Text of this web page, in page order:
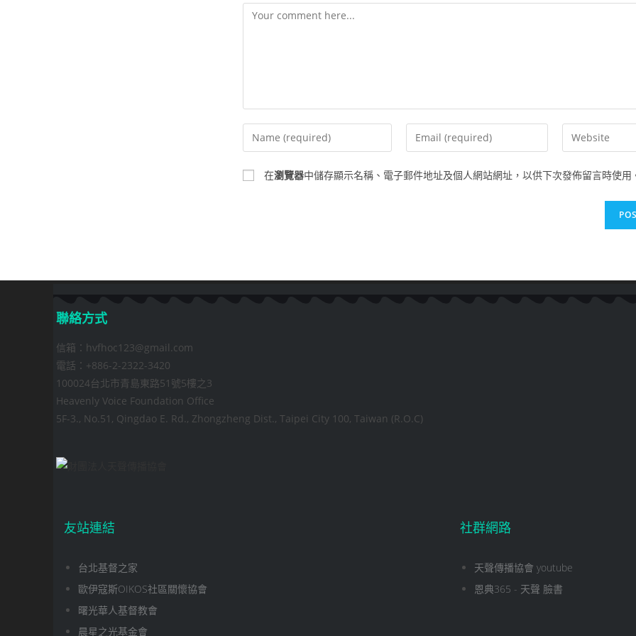
在瀏覽器中儲存顯示名稱、電子郵件地址及個人網站網址，以供下次發佈留言時使用
聯絡方式
信箱：hvfhoc123@gmail.com
電話：+886-2-2322-3420
100024台北市青島東路51號5樓之3
Heavenly Voice Foundation Office
5F-3., No.51, Qingdao E. Rd., Zhongzheng Dist., Taipei City 100, Taiwan (R.O.C)
友站連結
台北基督之家
歐伊寇斯OIKOS社區關懷協會
曙光華人基督教會
晨星之光基金會
社群網路
天聲傳播協會 youtube
恩典365 - 天聲 臉書